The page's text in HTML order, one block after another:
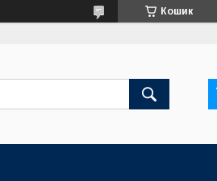
Кошик